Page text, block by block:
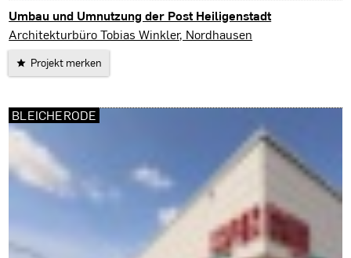
Umbau und Umnutzung der Post Heiligenstadt
Heiligenstadt
Architekturbüro Tobias Winkler, Nordhausen
Projekt merken
BLEICHERODE